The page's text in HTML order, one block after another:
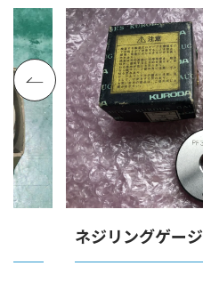
ネジリングゲージ